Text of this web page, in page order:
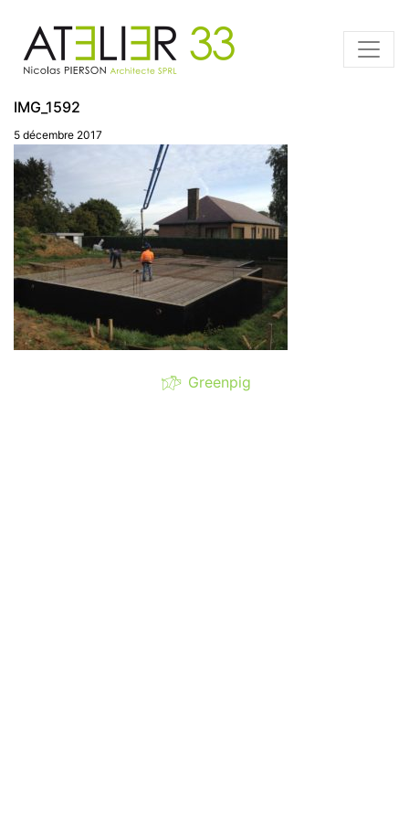
IMG_1592
5 décembre 2017
Greenpig